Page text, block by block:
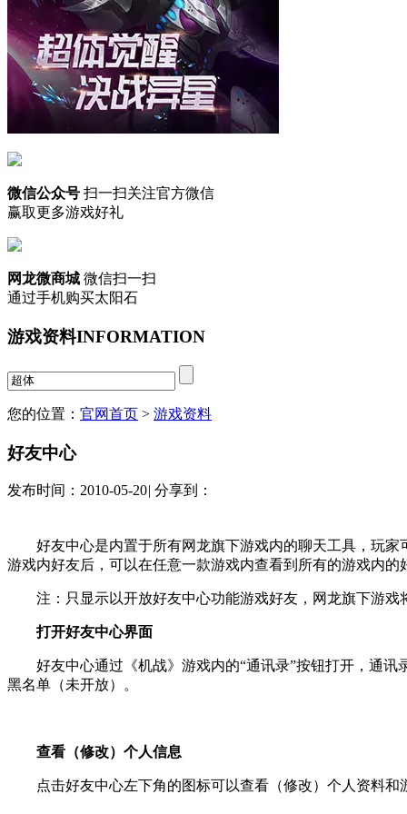
微信公众号 扫一扫关注官方微信
赢取更多游戏好礼
网龙微商城 微信扫一扫
通过手机购买太阳石
游戏资料INFORMATION
您的位置： 官网首页 > 游戏资料
好友中心
发布时间：2010-05-20| 分享到：
好友中心是内置于所有网龙旗下游戏内的聊天工具，玩家
游戏内好友后，可以在任意一款游戏内查看到所有的游戏内
注：只显示以开放好友中心功能游戏好友，网龙旗下游戏
打开好友中心界面
好友中心通过《机战》游戏内的“通讯录”按钮打开，通讯
黑名单（未开放）。
查看（修改）个人信息
点击好友中心左下角的图标可以查看（修改）个人资料和